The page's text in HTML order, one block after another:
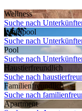
Wellness
Suche nach
Whirlpool
Suche nach
Pool
Suche nach
Haustier­freundlich
Suche nach
Familien­freundlich
Suche nach
Apartment